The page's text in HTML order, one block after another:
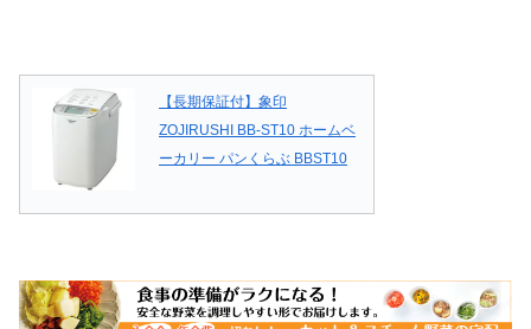
【長期保証付】象印
ZOJIRUSHI BB-ST10 ホームベ
ーカリー パンくらぶ BBST10